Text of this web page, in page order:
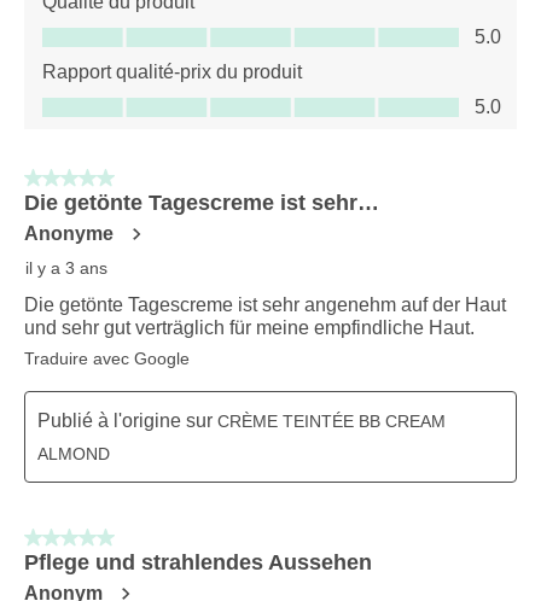
Qualité du produit, 5.0 sur 5
5.0
Rapport qualité-prix du produit
Rapport qualité-prix du produit, 5.0 sur 5
5.0
5 sur 5 étoiles.
Die getönte Tagescreme ist sehr…
Anonyme
il y a 3 ans
Die getönte Tagescreme ist sehr angenehm auf der Haut
und sehr gut verträglich für meine empfindliche Haut.
Traduire avec Google
Publié à l'origine sur CRÈME TEINTÉE BB CREAM
ALMOND
5 sur 5 étoiles.
Pflege und strahlendes Aussehen
Anonym